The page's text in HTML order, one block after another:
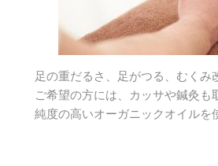
足の重だるさ、足がつる、むくみ
ご希望の方には、カッサや鍼灸も
純度の高いオーガニックオイルを